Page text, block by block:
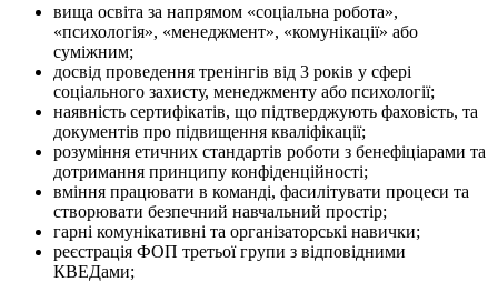
вища освіта за напрямом «соціальна робота»,
«психологія», «менеджмент», «комунікації» або
суміжним;
досвід проведення тренінгів від 3 років у сфері
соціального захисту, менеджменту або психології;
наявність сертифікатів, що підтверджують фаховість, та
документів про підвищення кваліфікації;
розуміння етичних стандартів роботи з бенефіціарами та
дотримання принципу конфіденційності;
вміння працювати в команді, фасилітувати процеси та
створювати безпечний навчальний простір;
гарні комунікативні та організаторські навички;
реєстрація ФОП третьої групи з відповідними
КВЕДами;